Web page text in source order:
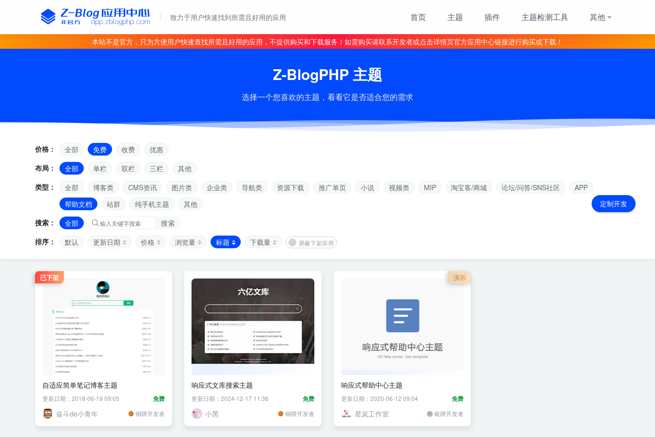
致力于用户快速找到所需且好用的应用 首页 主题 插件 主题检测工具 其他
本站不是官方，只为方便用户快速查找所需且好用的应用，不提供购买和下载服务！如需购买请联系开发者或点击详情页官方应用中心链接进行购买或下载！
Z-BlogPHP 主题
选择一个您喜欢的主题，看看它是否适合您的需求
价格： 全部 免费 收费
优惠
布局：
全部 单栏 双栏 三栏
其他
类型：
全部 博客类 CMS资讯 图片类 企业类 导航类 资源下载 推广单页 小说 视频类 MIP 淘宝客/商城 论坛/问答/SNS社区
APP
帮助文档
站群 纯手机主题
其他
搜索：
全部
搜索
排序：
默认 更新日期 价格 浏览量 标题 下载量 屏蔽下架应用
已下架
自适应简单笔记博客主题
免费
更新日期：2018-06-19 09:05
奋斗de小青年 铜牌开发者
响应式文库搜索主题
免费
更新日期：2024-12-17 11:36
小黑 铜牌开发者
演示
响应式帮助中心主题
免费
更新日期：2020-06-12 09:04
星岚工作室 银牌开发者
定制开发